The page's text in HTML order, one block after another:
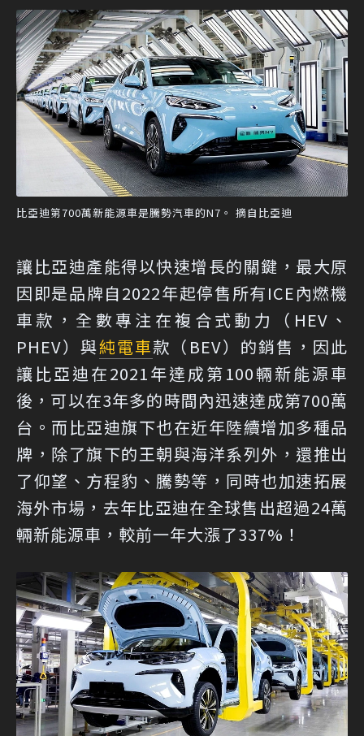
比亞迪第700萬新能源車是騰勢汽車的N7。 摘自比亞迪
讓比亞迪產能得以快速增長的關鍵，最大原
因即是品牌自2022年起停售所有ICE內燃機
車款，全數專注在複合式動力（HEV、
PHEV）與純電車款（BEV）的銷售，因此
讓比亞迪在2021年達成第100輛新能源車
後，可以在3年多的時間內迅速達成第700萬
台。而比亞迪旗下也在近年陸續增加多種品
牌，除了旗下的王朝與海洋系列外，還推出
了仰望、方程豹、騰勢等，同時也加速拓展
海外市場，去年比亞迪在全球售出超過24萬
輛新能源車，較前一年大漲了337%！